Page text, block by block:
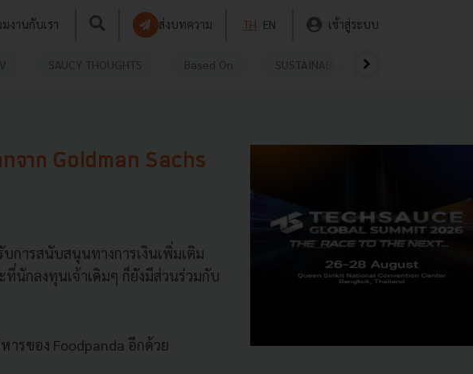
มงานกับเรา ส่งบทความ TH EN เข้าสู่ระบบ
SAUCY THOUGHTS Based On SUSTAINABLE
จาก Goldman Sachs
การสนับสนุนทางการเงินเพิ่มเติม
นักลงทุนเจ้าเดิมๆ ก็ยังมีส่วนร่วมกับ
รของ Foodpanda อีกด้วย